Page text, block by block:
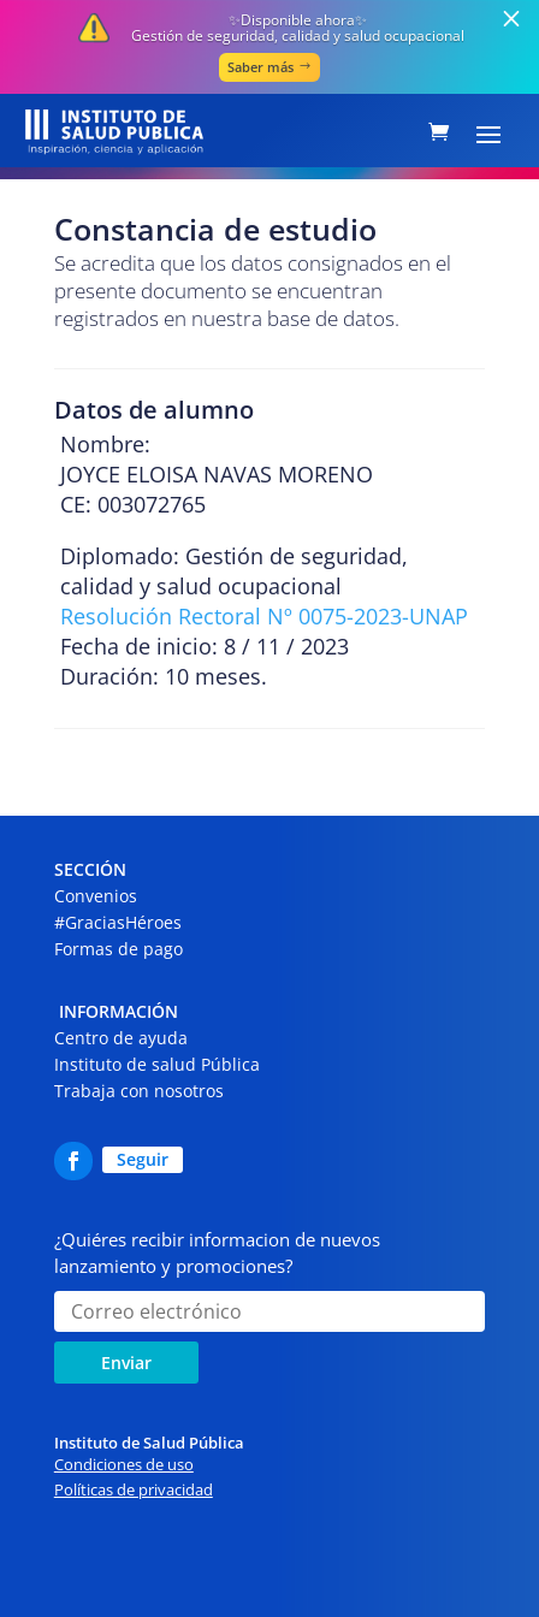
✨Disponible ahora✨
Gestión de seguridad, calidad y salud ocupacional
Saber más
Constancia de estudio
Se acredita que los datos consignados en el
presente documento se encuentran
registrados en nuestra base de datos.
Datos de alumno
Nombre:
JOYCE ELOISA NAVAS MORENO
CE: 003072765
Diplomado: Gestión de seguridad,
calidad y salud ocupacional
Resolución Rectoral Nº 0075-2023-UNAP
Fecha de inicio: 8 / 11 / 2023
Duración: 10 meses.
SECCIÓN
Convenios
#GraciasHéroes
Formas de pago
INFORMACIÓN
Centro de ayuda
Instituto de salud Pública
Trabaja con nosotros
Seguir
¿Quiéres recibir informacion de nuevos
lanzamiento y promociones?
Enviar
Instituto de Salud Pública
Condiciones de uso
Políticas de privacidad